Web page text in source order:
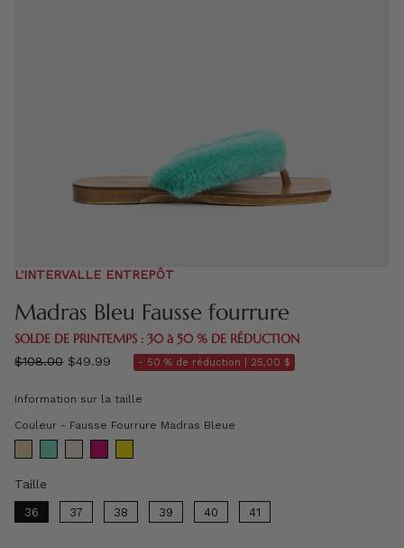
L'INTERVALLE ENTREPÔT
Madras Bleu Fausse fourrure
SOLDE DE PRINTEMPS : 30 à 50 % DE RÉDUCTION
régulier
$108.00 $49.99 - 50 % de réduction | 25,00 $
Information sur la taille
Couleur - Fausse Fourrure Madras Bleue
Taille
36 37 38 39 40 41